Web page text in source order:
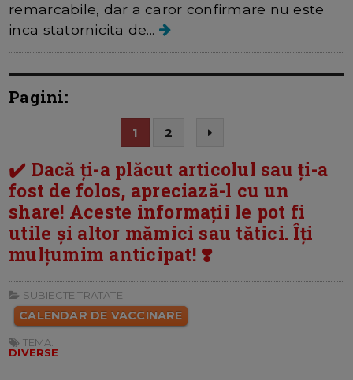
remarcabile, dar a caror confirmare nu este
inca statornicita de...
Pagini:
1 2
✔️ Dacă ți-a plăcut articolul sau ți-a
fost de folos, apreciază-l cu un
share! Aceste informații le pot fi
utile și altor mămici sau tătici. Îți
mulțumim anticipat! ❣️
SUBIECTE TRATATE:
CALENDAR DE VACCINARE
TEMA:
DIVERSE